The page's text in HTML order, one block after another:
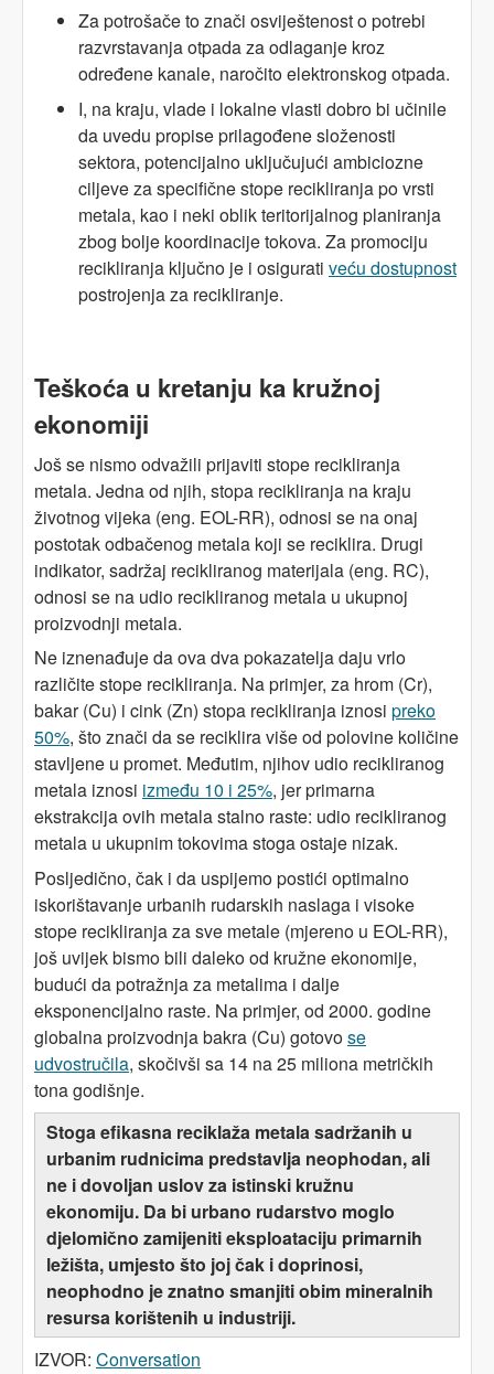
Za potrošače to znači osviještenost o potrebi
razvrstavanja otpada za odlaganje kroz
određene kanale, naročito elektronskog otpada.
I, na kraju, vlade i lokalne vlasti dobro bi učinile
da uvedu propise prilagođene složenosti
sektora, potencijalno uključujući ambiciozne
ciljeve za specifične stope recikliranja po vrsti
metala, kao i neki oblik teritorijalnog planiranja
zbog bolje koordinacije tokova. Za promociju
recikliranja ključno je i osigurati veću dostupnost
postrojenja za recikliranje.
Teškoća u kretanju ka kružnoj
ekonomiji
Još se nismo odvažili prijaviti stope recikliranja
metala. Jedna od njih, stopa recikliranja na kraju
životnog vijeka (eng. EOL-RR), odnosi se na onaj
postotak odbačenog metala koji se reciklira. Drugi
indikator, sadržaj recikliranog materijala (eng. RC),
odnosi se na udio recikliranog metala u ukupnoj
proizvodnji metala.
Ne iznenađuje da ova dva pokazatelja daju vrlo
različite stope recikliranja. Na primjer, za hrom (Cr),
bakar (Cu) i cink (Zn) stopa recikliranja iznosi preko
50%, što znači da se reciklira više od polovine količine
stavljene u promet. Međutim, njihov udio recikliranog
metala iznosi između 10 i 25%, jer primarna
ekstrakcija ovih metala stalno raste: udio recikliranog
metala u ukupnim tokovima stoga ostaje nizak.
Posljedično, čak i da uspijemo postići optimalno
iskorištavanje urbanih rudarskih naslaga i visoke
stope recikliranja za sve metale (mjereno u EOL-RR),
još uvijek bismo bili daleko od kružne ekonomije,
budući da potražnja za metalima i dalje
eksponencijalno raste. Na primjer, od 2000. godine
globalna proizvodnja bakra (Cu) gotovose
udvostručila, skočivši sa 14 na 25 miliona metričkih
tona godišnje.
Stoga efikasna reciklaža metala sadržanih u
urbanim rudnicima predstavlja neophodan, ali
ne i dovoljan uslov za istinski kružnu
ekonomiju. Da bi urbano rudarstvo moglo
djelomično zamijeniti eksploataciju primarnih
ležišta, umjesto što joj čak i doprinosi,
neophodno je znatno smanjiti obim mineralnih
resursa korištenih u industriji.
IZVOR: Conversation